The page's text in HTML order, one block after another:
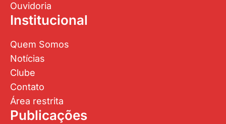
Ouvidoria
Institucional
Quem Somos
Notícias
Clube
Contato
Área restrita
Publicações